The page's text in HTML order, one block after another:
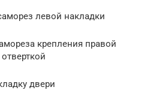
левой накладки
крепления правой
двери